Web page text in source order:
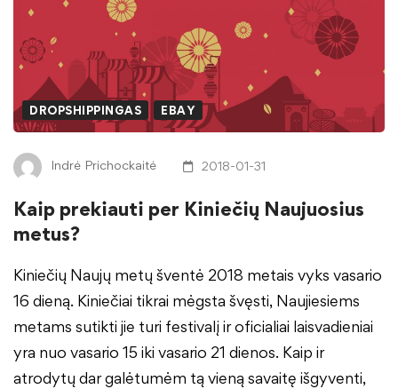
DROPSHIPPINGAS EBAY
Indrė Prichockaitė 2018-01-31
Kaip prekiauti per Kiniečių Naujuosius
metus?
Kiniečių Naujų metų šventė 2018 metais vyks vasario
16 dieną. Kiniečiai tikrai mėgsta švęsti, Naujiesiems
metams sutikti jie turi festivalį ir oficialiai laisvadieniai
yra nuo vasario 15 iki vasario 21 dienos. Kaip ir
atrodytų dar galėtumėm tą vieną savaitę išgyventi,